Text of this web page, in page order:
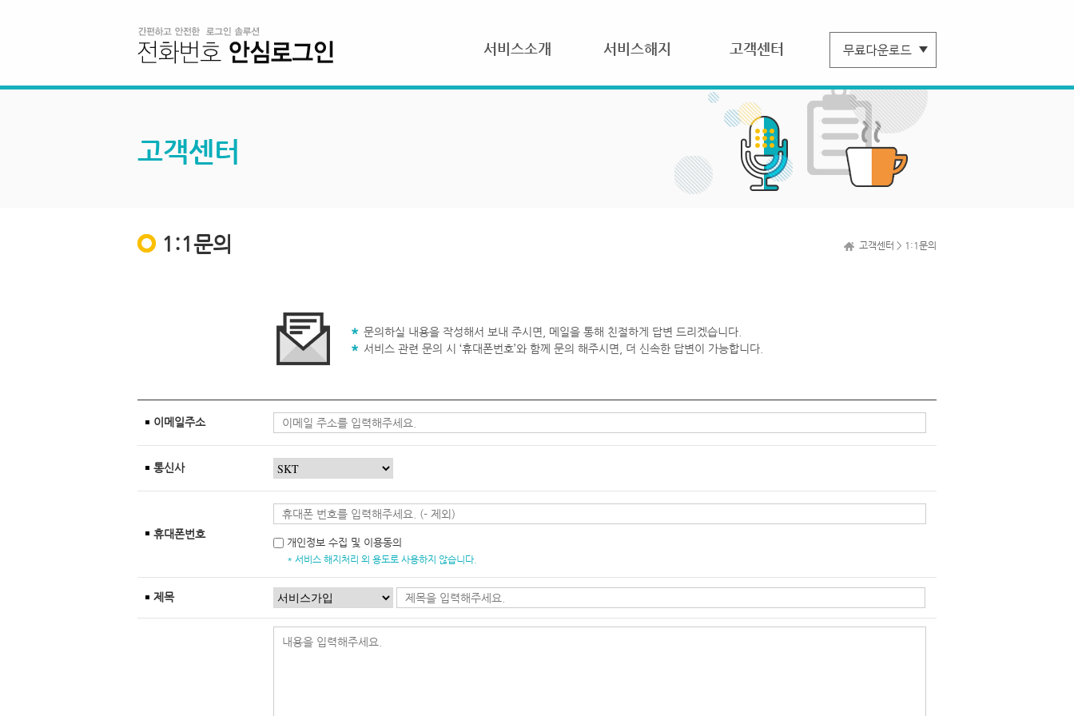
서비스소개 서비스해지 고객센터
고객센터
1:1문의 고객센터 > 1:1문의
문의하실 내용을 작성해서 보내 주시면, 메일을 통해 친절하게 답변 드리겠습니다.
서비스 관련 문의 시 ‘휴대폰번호’와 함께 문의 해주시면, 더 신속한 답변이 가능합니다.
이메일주소
통신사
휴대폰번호
개인정보 수집 및 이용동의
* 서비스 해지처리 외 용도로 사용하지 않습니다.
제목